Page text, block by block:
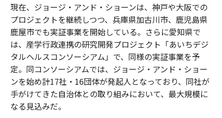
現在、ジョージ・アンド・ショーンは、神戸や大阪での
プロジェクトを継続しつつ、兵庫県加古川市、鹿児島県
鹿屋市でも実証事業を開始している。さらに愛知県で
は、産学行政連携の研究開発プロジェクト「あいちデジ
タルヘルスコンソーシアム」で、同様の実証事業を予
定。同コンソーシアムでは、ジョージ・アンド・ショー
ンを始め計17社・16団体が発起人となっており、同社が
手がけてきた自治体との取り組みにおいて、最大規模に
なる見込みだ。